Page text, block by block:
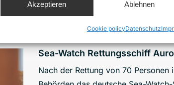
Akzeptieren Ablehnen
Cookie policyDatenschutz
Details
Sea-Watch Rettungsschiff
Nach der Rettung von 70 Personen